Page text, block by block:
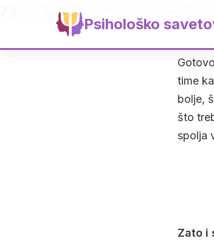
Psihološko
Zašto je brzo otklanjanje
time
bolje,
što
spolja
Zato i